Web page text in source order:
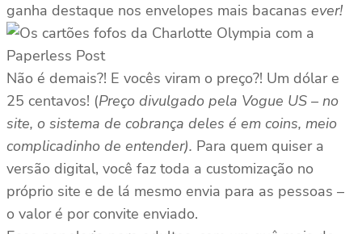
ganha destaque nos envelopes mais bacanas ever!
Não é demais?! E vocês viram o preço?! Um dólar e
25 centavos! (Preço divulgado pela Vogue US – no
site, o sistema de cobrança deles é em coins, meio
complicadinho de entender). Para quem quiser a
versão digital, você faz toda a customização no
próprio site e de lá mesmo envia para as pessoas –
o valor é por convite enviado.